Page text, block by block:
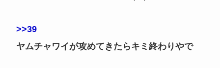
>>39
ヤムチャワイが攻めてきたらキミ終わりやで